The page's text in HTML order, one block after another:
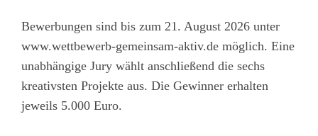
Bewerbungen sind bis zum 21. August 2026 unter
www.wettbewerb-gemeinsam-aktiv.de möglich. Eine
unabhängige Jury wählt anschließend die sechs
kreativsten Projekte aus. Die Gewinner erhalten
jeweils 5.000 Euro.